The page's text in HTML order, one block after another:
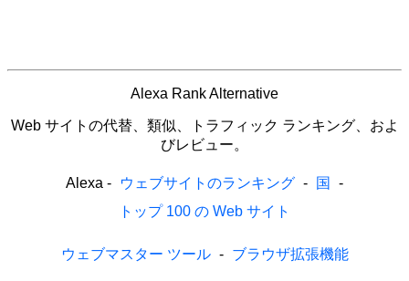
Alexa Rank Alternative
Web サイトの代替、類似、トラフィック ランキング、およ
びレビュー。
Alexa - ウェブサイトのランキング - 国
-
トップ 100 の Web サイト
ウェブマスター ツール - ブラウザ拡張機能